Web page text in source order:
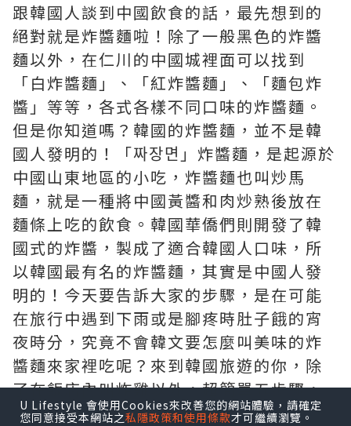
跟韓國人談到中國飲食的話，最先想到的
絕對就是炸醬麵啦！除了一般黑色的炸醬
麵以外，在仁川的中國城裡面可以找到
「白炸醬麵」、「紅炸醬麵」、「麵包炸
醬」等等，各式各樣不同口味的炸醬麵。
但是你知道嗎？韓國的炸醬麵，並不是韓
國人發明的！「짜장면」炸醬麵，是起源於
中國山東地區的小吃，炸醬麵也叫炒馬
麵，就是一種將中國黃醬和肉炒熟後放在
麵條上吃的飲食。韓國華僑們則開發了韓
國式的炸醬，製成了適合韓國人口味，所
以韓國最有名的炸醬麵，其實是中國人發
明的！今天要告訴大家的步驟，是在可能
在旅行中遇到下雨或是腳疼時肚子餓的宵
夜時分，究竟不會韓文要怎麼叫美味的炸
醬麵來家裡吃呢？來到韓國旅遊的你，除
了在飯店內叫炸雞以外，超簡單五步驟，
「 韓國炸醬麵 」到你家！
U Lifestyle 會使用Cookies來改善您的網站體驗，請確定
您同意接受本網站之私隱政策和使用條款才可繼續瀏覽。